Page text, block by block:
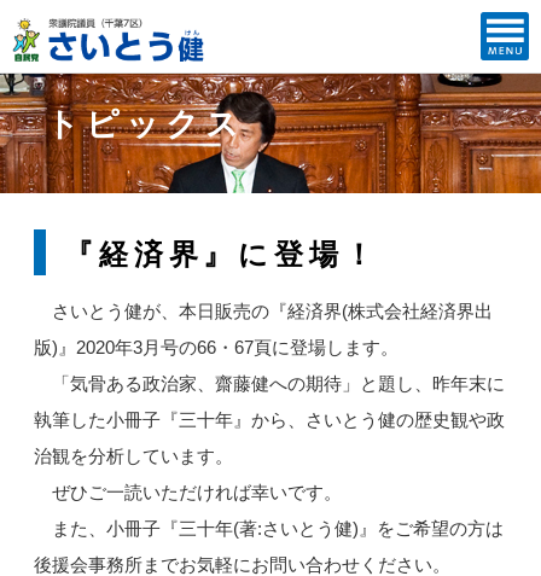
トピックス
『経済界』に登場！
さいとう健が、本日販売の『経済界(株式会社経済界出
版)』2020年3月号の66・67頁に登場します。
「気骨ある政治家、齋藤健への期待」と題し、昨年末に
執筆した小冊子『三十年』から、さいとう健の歴史観や政
治観を分析しています。
ぜひご一読いただければ幸いです。
また、小冊子『三十年(著:さいとう健)』をご希望の方は
後援会事務所までお気軽にお問い合わせください。